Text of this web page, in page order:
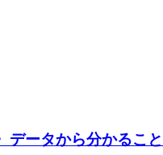
データから分かる